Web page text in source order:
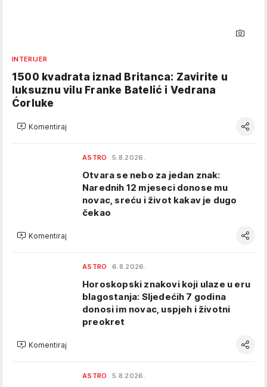
INTERIJER
1500 kvadrata iznad Britanca: Zavirite u
luksuznu vilu Franke Batelić i Vedrana
Ćorluke
Komentiraj
ASTRO 5.8.2026.
Otvara se nebo za jedan znak:
Narednih 12 mjeseci donose mu
novac, sreću i život kakav je dugo
čekao
Komentiraj
ASTRO 6.8.2026.
Horoskopski znakovi koji ulaze u eru
blagostanja: Sljedećih 7 godina
donosi im novac, uspjeh i životni
preokret
Komentiraj
ASTRO 5.8.2026.